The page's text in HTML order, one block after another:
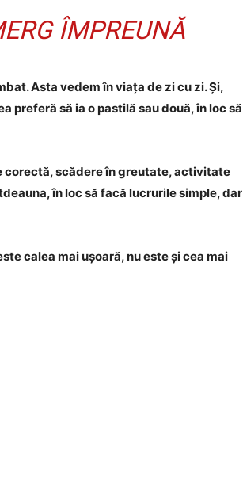
ÎMPREUNĂ
Asta vedem în viața de zi cu zi. Și,
să ia o pastilă sau două, în loc să
corectă, scădere în greutate, activitate
în loc să facă lucrurile simple, dar
calea mai ușoară, nu este și cea mai